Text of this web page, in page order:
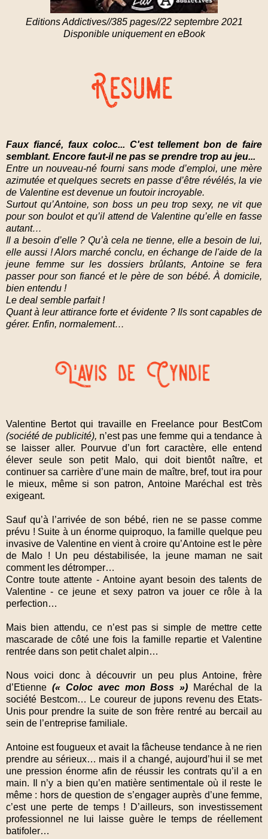
Editions Addictives//385 pages//22 septembre 2021
Disponible uniquement en eBook
Faux fiancé, faux coloc... C'est tellement bon de faire
semblant. Encore faut-il ne pas se prendre trop au jeu...
Entre un nouveau-né fourni sans mode d’emploi, une mère
azimutée et quelques secrets en passe d’être révélés, la vie
de Valentine est devenue un foutoir incroyable.
Surtout qu’Antoine, son boss un peu trop sexy, ne vit que
pour son boulot et qu’il attend de Valentine qu’elle en fasse
autant…
Il a besoin d’elle ? Qu’à cela ne tienne, elle a besoin de lui,
elle aussi ! Alors marché conclu, en échange de l'aide de la
jeune femme sur les dossiers brûlants, Antoine se fera
passer pour son fiancé et le père de son bébé. À domicile,
bien entendu !
Le deal semble parfait !
Quant à leur attirance forte et évidente ? Ils sont capables de
gérer. Enfin, normalement…
Valentine Bertot qui travaille en Freelance pour BestCom
(société de publicité), n’est pas une femme qui a tendance à
se laisser aller. Pourvue d’un fort caractère, elle entend
élever seule son petit Malo, qui doit bientôt naître, et
continuer sa carrière d’une main de maître, bref, tout ira pour
le mieux, même si son patron, Antoine Maréchal est très
exigeant.
Sauf qu’à l’arrivée de son bébé, rien ne se passe comme
prévu ! Suite à un énorme quiproquo, la famille quelque peu
invasive de Valentine en vient à croire qu’Antoine est le père
de Malo ! Un peu déstabilisée, la jeune maman ne sait
comment les détromper…
Contre toute attente - Antoine ayant besoin des talents de
Valentine - ce jeune et sexy patron va jouer ce rôle à la
perfection…
Mais bien attendu, ce n’est pas si simple de mettre cette
mascarade de côté une fois la famille repartie et Valentine
rentrée dans son petit chalet alpin…
Nous voici donc à découvrir un peu plus Antoine, frère
d’Etienne (« Coloc avec mon Boss ») Maréchal de la
société Bestcom… Le coureur de jupons revenu des Etats-
Unis pour prendre la suite de son frère rentré au bercail au
sein de l’entreprise familiale.
Antoine est fougueux et avait la fâcheuse tendance à ne rien
prendre au sérieux… mais il a changé, aujourd’hui il se met
une pression énorme afin de réussir les contrats qu’il a en
main. Il n’y a bien qu’en matière sentimentale où il reste le
même : hors de question de s’engager auprès d’une femme,
c’est une perte de temps ! D’ailleurs, son investissement
professionnel ne lui laisse guère le temps de réellement
batifoler…